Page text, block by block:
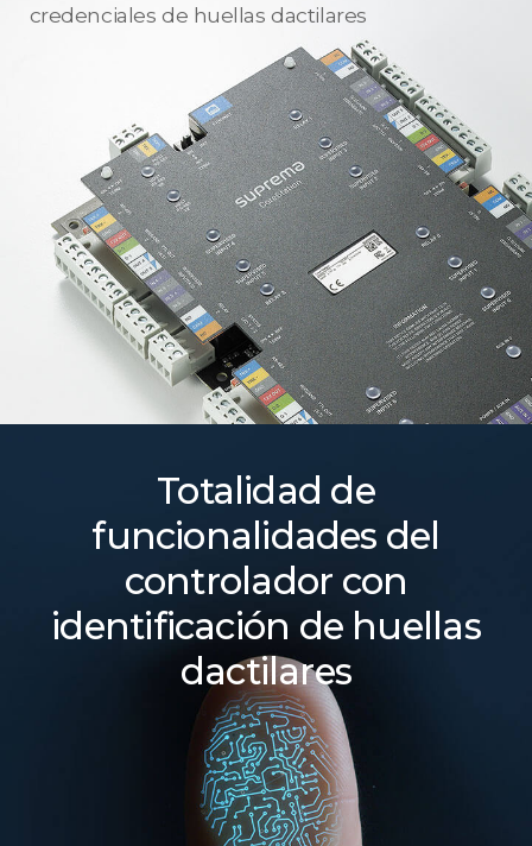
credenciales de huellas dactilares
Totalidad de
funcionalidades del
controlador con
identificación de huellas
dactilares